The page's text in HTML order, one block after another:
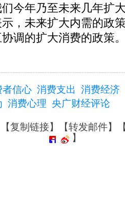
今年乃至未来几年扩
，未来扩大内需的政
调的扩大消费的政策
者信心 消费支出
消费经济
消费心理 央广财经评论
复制链接】【转发邮件】
】